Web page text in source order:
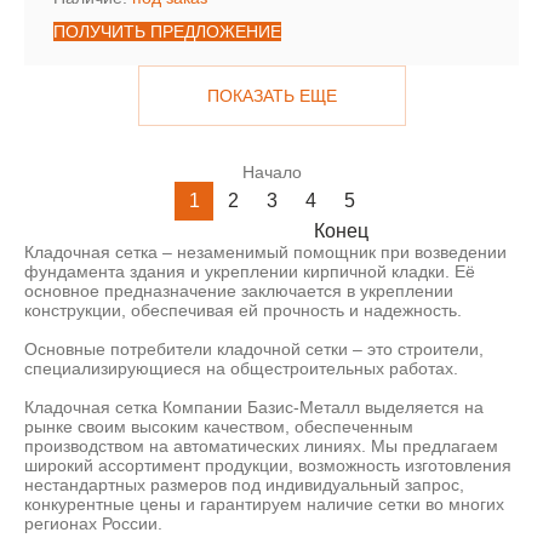
ПОЛУЧИТЬ ПРЕДЛОЖЕНИЕ
ПОКАЗАТЬ ЕЩЕ
Начало
1 2 3 4
5
Конец
Кладочная сетка – незаменимый помощник при возведении
фундамента здания и укреплении кирпичной кладки. Её
основное предназначение заключается в укреплении
конструкции, обеспечивая ей прочность и надежность.
Основные потребители кладочной сетки – это строители,
специализирующиеся на общестроительных работах.
Кладочная сетка Компании Базис-Металл выделяется на
рынке своим высоким качеством, обеспеченным
производством на автоматических линиях. Мы предлагаем
широкий ассортимент продукции, возможность изготовления
нестандартных размеров под индивидуальный запрос,
конкурентные цены и гарантируем наличие сетки во многих
регионах России.